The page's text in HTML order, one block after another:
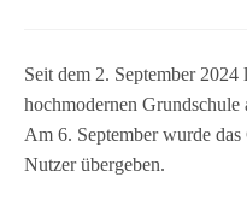
Seit dem 2. Sep­tem­ber
hoch­mo­der­nen
Am 6. Sep­tem­ber wurde
Nut­zer übergeben.